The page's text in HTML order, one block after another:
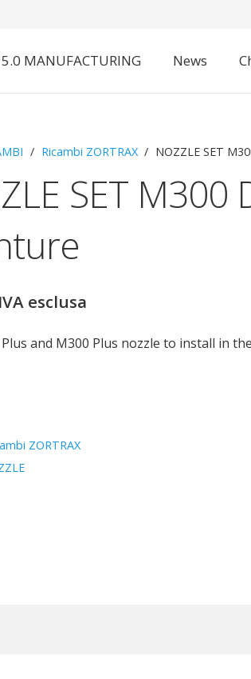
MANUFACTURING News
/ Ricambi ZORTRAX / NOZZLE SET
SET M300
IVA esclusa
and M300 Plus nozzle to install in
ZORTRAX